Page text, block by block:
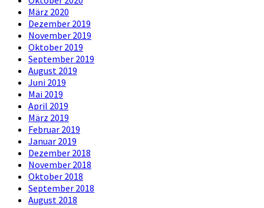
März 2020
Dezember 2019
November 2019
Oktober 2019
September 2019
August 2019
Juni 2019
Mai 2019
April 2019
März 2019
Februar 2019
Januar 2019
Dezember 2018
November 2018
Oktober 2018
September 2018
August 2018